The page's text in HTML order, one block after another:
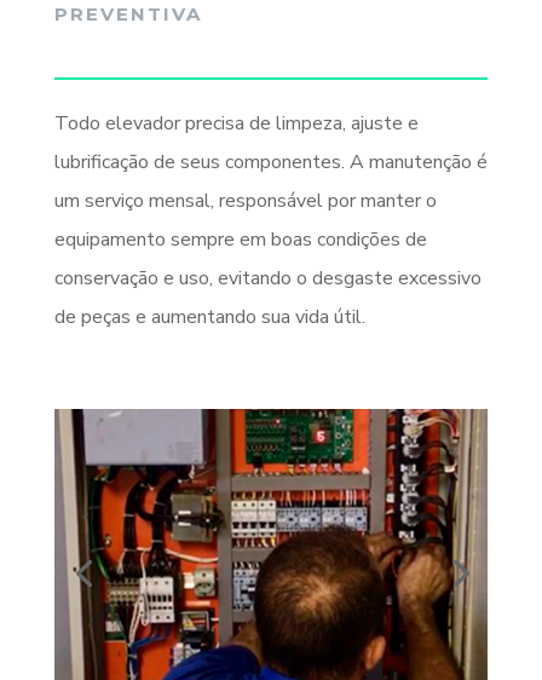
PREVENTIVA
Todo elevador precisa de limpeza, ajuste e
lubrificação de seus componentes. A manutenção é
um serviço mensal, responsável por manter o
equipamento sempre em boas condições de
conservação e uso, evitando o desgaste excessivo
de peças e aumentando sua vida útil.